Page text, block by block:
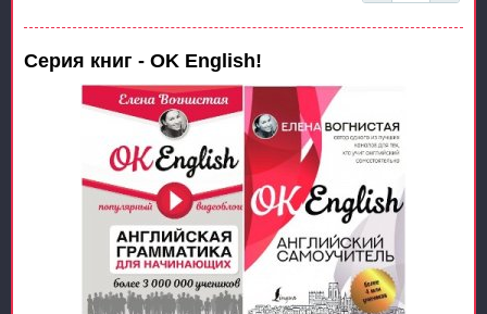
Серия книг - OK English!